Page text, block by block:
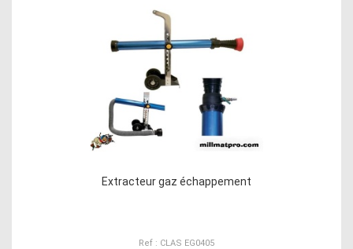
Extracteur gaz échappement
Ref : CLAS EG0405